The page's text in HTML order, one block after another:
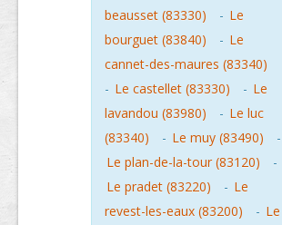
beausset (83330)
- Le
bourguet (83840)
- Le
cannet-des-maures (83340)
- Le castellet (83330) - Le
lavandou (83980)
- Le luc
(83340)
- Le muy (83490)
-
Le plan-de-la-tour (83120)
-
Le pradet (83220)
- Le
revest-les-eaux (83200)
- Le